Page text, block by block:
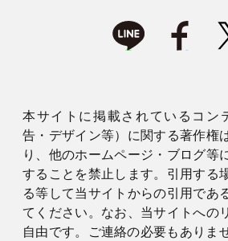
本サイトに掲載されているコン
告・デザイン等）に関する著作権
り、他のホームページ・ブログ等
することを禁止します。引用する
る等して当サイトからの引用であ
てください。なお、当サイトへの
自由です。ご連絡の必要もありま